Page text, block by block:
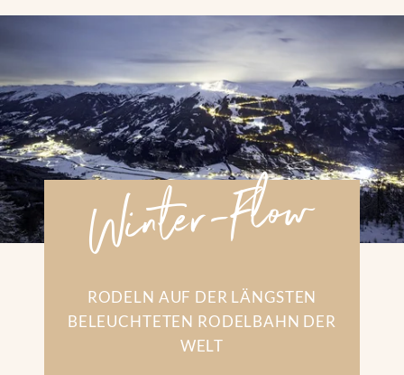
Winter-Flow
RODELN AUF DER LÄNGSTEN
BELEUCHTETEN RODELBAHN DER
WELT